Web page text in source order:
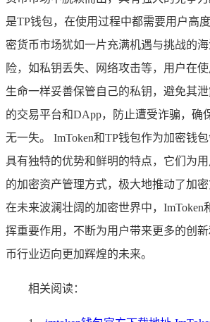
是TP钱包，在使用过程中都需要用户高
密货币市场犹如一片充满机遇与挑战的
险，如私钥丢失、网络攻击等，用户在
生命一样妥善保管自己的私钥，避免其
的交易平台和DApp，防止遭受诈骗，确
无一失。 ImToken和TP钱包作为加密钱
具有独特的优势和鲜明的特点，它们为
的加密资产管理方式，极大地推动了加密
在未来波澜壮阔的加密世界中，ImToken
挥重要作用，不断为用户带来更多的创
币行业迈向更加辉煌的未来。
相关阅读：